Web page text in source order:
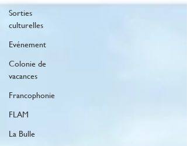
Sorties
culturelles
Evénement
Colonie de
vacances
Francophonie
FLAM
La Bulle